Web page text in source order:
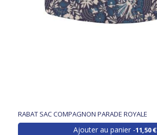
RABAT SAC COMPAGNON PARADE ROYALE
Ajouter au panier 11,50 €